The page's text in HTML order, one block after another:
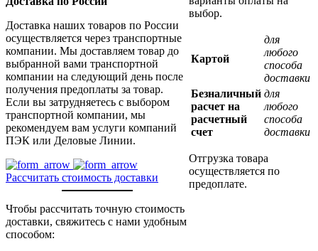
Доставка наших товаров по России
осуществляется через транспортные
компании. Мы доставляем товар до
выбранной вами транспортной
компании на следующий день после
получения предоплаты за товар.
Если вы затрудняетесь с выбором
транспортной компании, мы
рекомендуем вам услуги компаний
ПЭК или Деловые Линии.
Рассчитать стоимость доставки
Чтобы рассчитать точную стоимость
доставки, свяжитесь с нами удобным
способом:
выбор.
Картой
для
любого
способа
доставки
Безналичный
расчет на
расчетный
счет
для
любого
способа
доставки
Отгрузка товара
осуществляется по
предоплате.